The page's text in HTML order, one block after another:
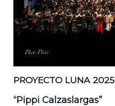
PROYECTO LUNA 2025
“Pippi Calzaslargas”